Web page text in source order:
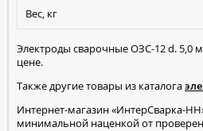
Вес, кг
Электроды сварочные ОЗС-12 d. 5,0
цене.
Также другие товары из каталога
Интернет-магазин «ИнтерСварка-
минимальной наценкой от